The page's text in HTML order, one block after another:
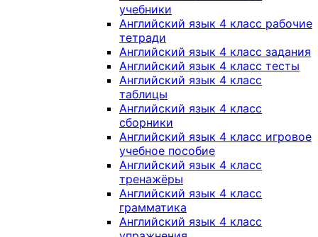
учебники
Английский язык 4 класс рабочие
тетради
Английский язык 4 класс задания
Английский язык 4 класс тесты
Английский язык 4 класс
таблицы
Английский язык 4 класс
сборники
Английский язык 4 класс игровое
учебное пособие
Английский язык 4 класс
тренажёры
Английский язык 4 класс
грамматика
Английский язык 4 класс